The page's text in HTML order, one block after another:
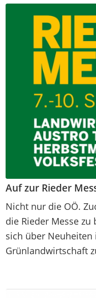
Auf zur Rieder
Nicht nur die OÖ.
die Rieder Messe
sich über
Grünlandwirtschaft